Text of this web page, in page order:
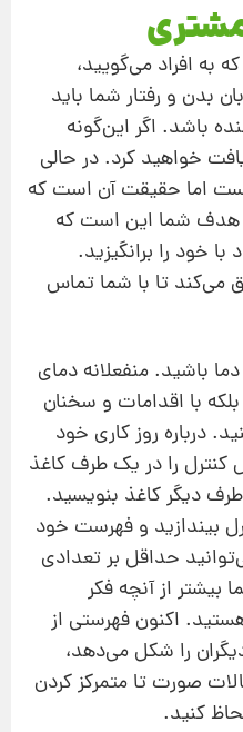
مشتری
به افراد می‌گویید،
بدن و رفتار شما باید
باشد. اگر این‌گونه
خواهید کرد. در حالی‌
اما حقیقت آن است که
هدف شما این است که
خود را برانگیزید.
می‌کند تا با شما تماس
باشید. منفعلانه دمای
بلکه با اقدامات و سخنان
درباره روز کاری خود
کنترل را در یک طرف کاغذ
طرف دیگر کاغذ بنویسید.
بیندازید و فهرست خود
حداقل بر تعدادی
بیشتر از آنچه فکر
اکنون فهرستی از
را شکل می‌دهد،‌
صورت تا متمرکز کردن
کنید.